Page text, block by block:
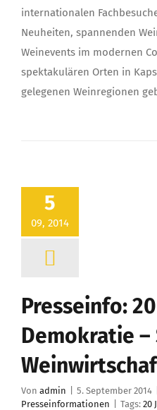
internationalen
Neuheiten, spannenden
Weinevents im modernen
spektakulären Orten in
gelegenen Weinregionen
5
09, 2014
Presseinfo:
Demokratie
Von admin 5. September 2014
Presseinformationen
Tags: 20